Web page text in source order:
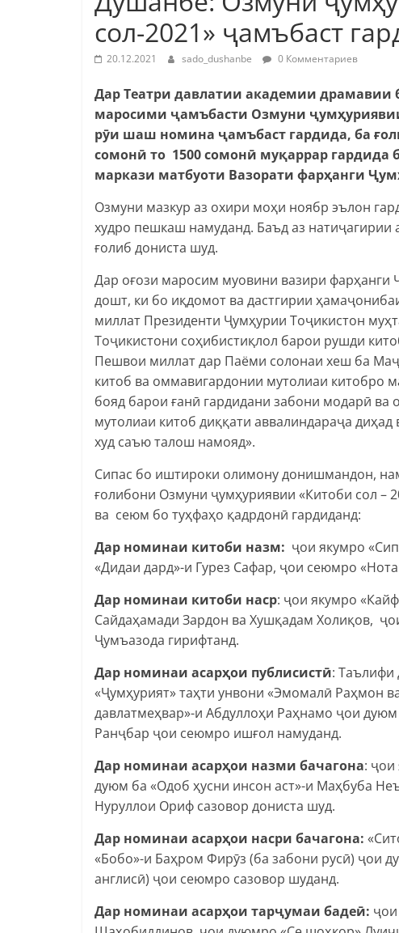
сол-2021» ҷамъбаст
20.12.2021 sado_dushanbe 0 Комментариев
Дар Театри давлатии академии драмавии
маросими ҷамъбасти Озмуни
рӯи шаш номина ҷамъбаст гардида, ба
сомонӣ то 1500 сомонӣ муқаррар
маркази матбуоти Вазорати фарҳанги
Озмуни мазкур аз охири моҳи ноябр эълон
худро пешкаш намуданд. Баъд аз
ғолиб дониста шуд.
Дар оғози маросим муовини вазири фарҳанги
дошт, ки бо иқдомот ва дастгирии
миллат Президенти Ҷумҳурии Тоҷикистон
Тоҷикистони соҳибистиқлол барои рушди
Пешвои миллат дар Паёми солонаи хеш ба
китоб ва оммавигардонии мутолиаи китобро
бояд барои ғанӣ гардидани забони модарӣ
мутолиаи китоб диққати аввалиндараҷа
худ саъю талош намояд».
Сипас бо иштироки олимону донишмандон,
ғолибони Озмуни ҷумҳуриявии «Китоби сол –
ва сеюм бо туҳфаҳо қадрдонӣ гардиданд:
Дар номинаи китоби назм: ҷои якумро
«Дидаи дард»-и Гурез Сафар, ҷои сеюмро
Дар номинаи китоби наср: ҷои якумро
Сайдаҳамади Зардон ва Хушқадам Холиқов,
Ҷумъазода гирифтанд.
Дар номинаи асарҳои публисистӣ: Таълифи
«Ҷумҳурият» таҳти унвони «Эмомалӣ Раҳмон
давлатмеҳвар»-и Абдуллоҳи Раҳнамо ҷои
Ранҷбар ҷои сеюмро ишғол намуданд.
Дар номинаи асарҳои назми бачагона: ҷои
дуюм ба «Одоб ҳусни инсон аст»-и Маҳбуба
Нуруллои Ориф сазовор дониста шуд.
Дар номинаи асарҳои насри бачагона:
«Бобо»-и Баҳром Фирӯз (ба забони русӣ) ҷои
англисӣ) ҷои сеюмро сазовор шуданд.
Дар номинаи асарҳои тарҷумаи бадеӣ: